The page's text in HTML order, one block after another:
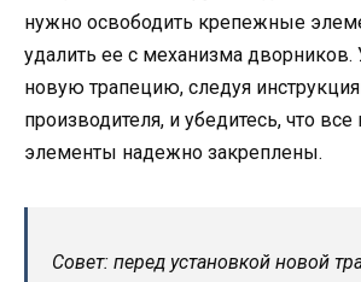
нужно освободить крепежные
удалить ее с механизма дворников.
новую трапецию, следуя
производителя, и убедитесь, что
элементы надежно закреплены.
Совет: перед установкой новой